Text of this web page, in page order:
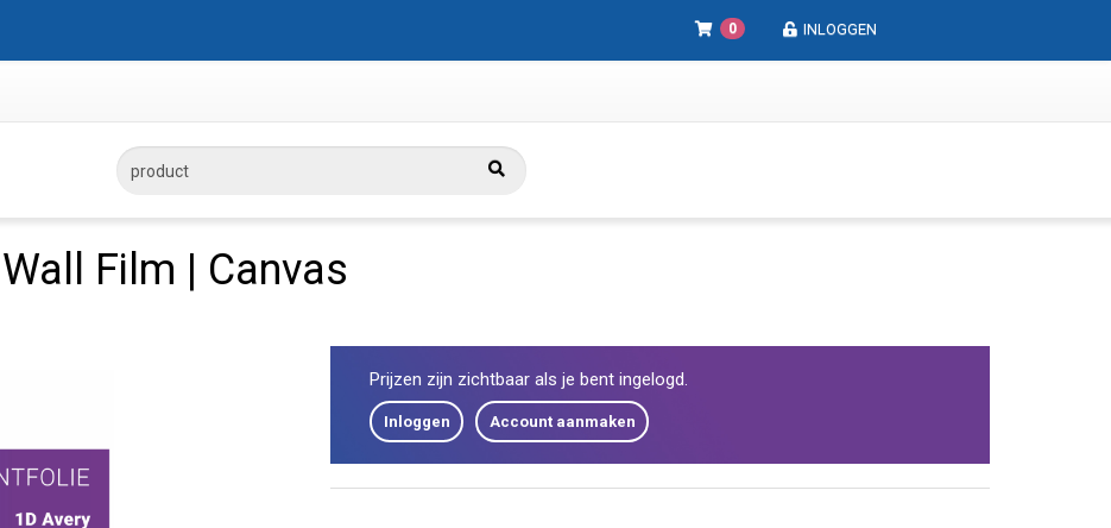
0 INLOGGEN
Film | Canvas
Prijzen zijn zichtbaar als je bent ingelogd.
Inloggen Account aanmaken